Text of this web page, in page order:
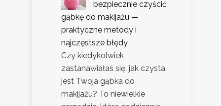
bezpiecznie czyścić
gąbkę do makijażu —
praktyczne metody i
najczęstsze błędy
Czy kiedykolwiek
zastanawiałaś się, jak czysta
jest Twoja gąbka do
makijażu? To niewielkie